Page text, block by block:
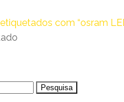
com “osram